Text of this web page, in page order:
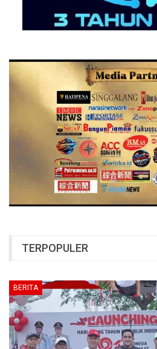
TERPOPULER
BERITA